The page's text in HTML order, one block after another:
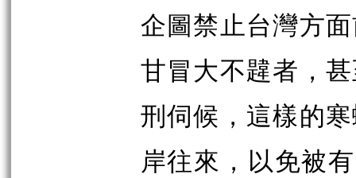
企圖禁止台灣方
甘冒大不韙者，
刑伺候，這樣的
岸往來，以免被